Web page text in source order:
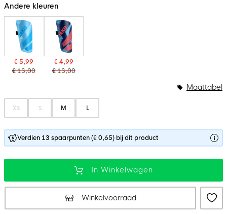
de
gallerij
Andere kleuren
€ 5,99
€ 13,00
€ 4,99
€ 13,00
XS S M L
Maattabel
Verdien 13 spaarpunten (€ 0,65) bij dit product
In Winkelwagen
Winkelvoorraad